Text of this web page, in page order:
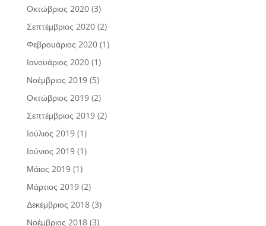
Οκτώβριος 2020(3)
Σεπτέμβριος 2020(2)
Φεβρουάριος 2020(1)
Ιανουάριος 2020(1)
Νοέμβριος 2019(5)
Οκτώβριος 2019(2)
Σεπτέμβριος 2019(2)
Ιούλιος 2019(1)
Ιούνιος 2019(1)
Μάιος 2019(1)
Μάρτιος 2019(2)
Δεκέμβριος 2018(3)
Νοέμβριος 2018(3)